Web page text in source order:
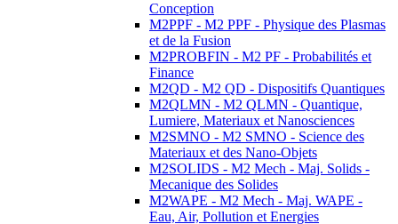
Conception
M2PPF - M2 PPF - Physique des Plasmas
et de la Fusion
M2PROBFIN - M2 PF - Probabilités et
Finance
M2QD - M2 QD - Dispositifs Quantiques
M2QLMN - M2 QLMN - Quantique,
Lumiere, Materiaux et Nanosciences
M2SMNO - M2 SMNO - Science des
Materiaux et des Nano-Objets
M2SOLIDS - M2 Mech - Maj. Solids -
Mecanique des Solides
M2WAPE - M2 Mech - Maj. WAPE -
Eau, Air, Pollution et Energies